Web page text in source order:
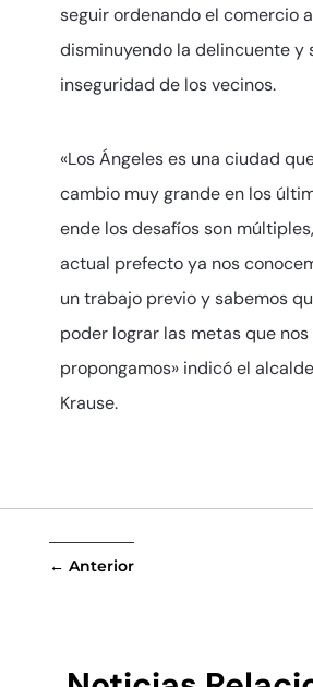
seguir ordenando el comercio
disminuyendo la delincuente y
inseguridad de los vecinos.
«Los Ángeles es una ciudad
cambio muy grande en los
ende los desafíos son
actual prefecto ya nos
un trabajo previo y sabemos
poder lograr las metas que nos
propongamos» indicó el
Krause.
← Anterior